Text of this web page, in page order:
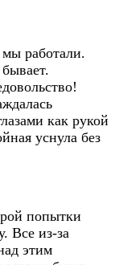
мы работали.
как рукой
уснула без
попытки
Все из-за
этим